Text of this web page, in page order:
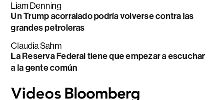
Liam Denning
Un Trump acorralado podría volverse contra las
grandes petroleras
Claudia Sahm
La Reserva Federal tiene que empezar a escuchar
a la gente común